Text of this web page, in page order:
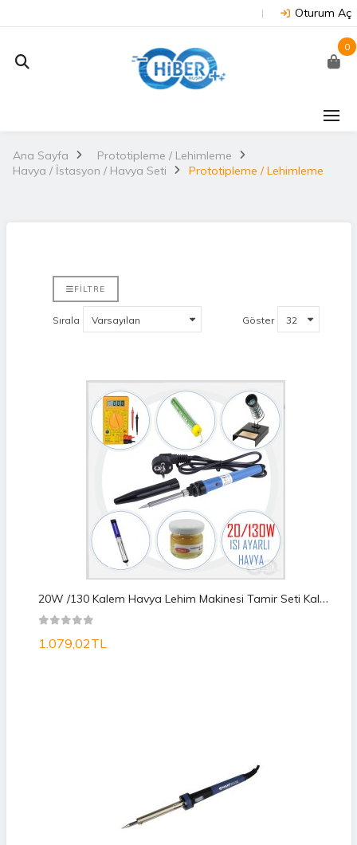
Oturum Aç
0
Ana Sayfa
Prototipleme / Lehimleme
Havya / İstasyon / Havya Seti
Prototipleme / Lehimleme
FILTRE
Sırala Göster
2
0W /130 Kalem Havya Lehim Makinesi Tamir Seti Kalemi Pc Tv Set
1.079,02TL